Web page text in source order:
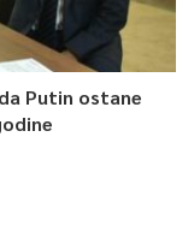
Putin ostane